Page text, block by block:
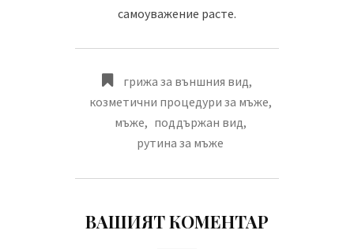
самоуважение расте.
грижа за външния вид,
козметични процедури за мъже,
мъже, поддържан вид,
рутина за мъже
ВАШИЯТ КОМЕНТАР